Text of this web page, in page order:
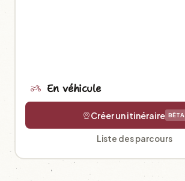
En véhicule
Créer un itinéraire BÊTA
Liste des parcours